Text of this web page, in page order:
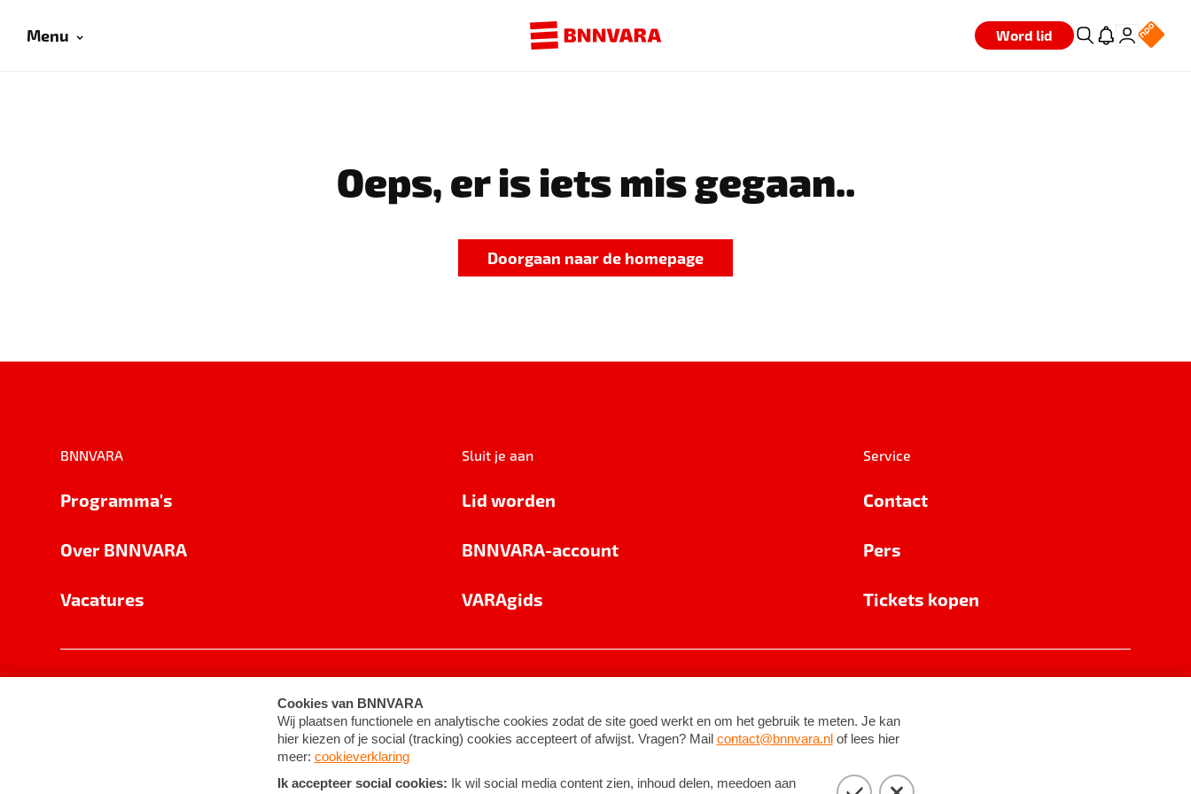
Menu Word lid
Oeps, er is iets mis gegaan..
Doorgaan naar de homepage
BNNVARA
Programma's
Over BNNVARA
Vacatures
Sluit je aan
Lid worden
BNNVARA-account
VARAgids
Service
Contact
Pers
Tickets kopen
Cookie-instellingen Algemene voorwaarden ©2026BNNVARA